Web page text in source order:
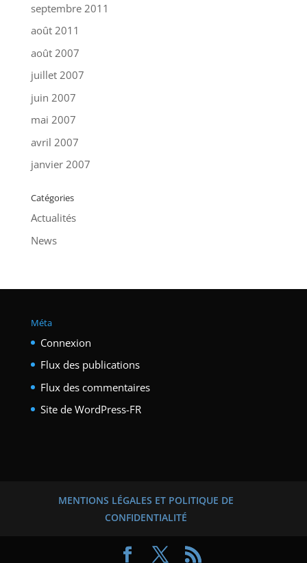
septembre 2011
août 2011
août 2007
juillet 2007
juin 2007
mai 2007
avril 2007
janvier 2007
Catégories
Actualités
News
Méta
Connexion
Flux des publications
Flux des commentaires
Site de WordPress-FR
MENTIONS LÉGALES ET POLITIQUE DE
CONFIDENTIALITÉ